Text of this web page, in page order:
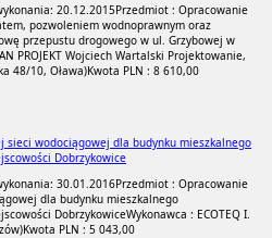
20.12.2015Przedmiot : Opracowanie
pozwoleniem wodnoprawnym oraz
przepustu drogowego w ul. Grzybowej w
PROJEKT Wojciech Wartalski Projektowanie,
48/10, Oława)Kwota PLN : 8 610,00
wodociągowej dla budynku mieszkalnego
Dobrzykowice
30.01.2016Przedmiot : Opracowanie
dla budynku mieszkalnego
DobrzykowiceWykonawca : ECOTEQ I.
Kwota PLN : 5 043,00